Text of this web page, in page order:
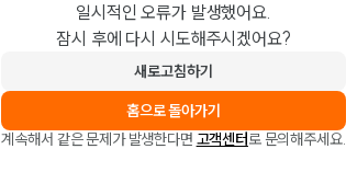
일시적인 오류가 발생했어요.
잠시 후에 다시 시도해주시겠어요?
새로고침하기
홈으로 돌아가기
계속해서 같은 문제가 발생한다면 고객센터로 문의해주세요.